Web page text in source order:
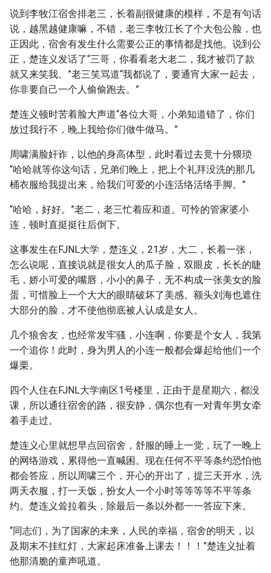
说到李牧江宿舍排老三，长着副很健康的模样，不是有句话
说，越黑越健康嘛，不错，老三李牧江长了个大包公脸，也
正因此，宿舍有发生什么需要公正的事情都是找他。说到公
正，楚连义发话了“三哥，你看看老大老二，我才被罚了款
就又来笑我。”老三笑骂道“我都说了，要通宵大家一起去，
你非要自己一个人偷偷跑去。”
楚连义顿时苦着脸大声道“各位大哥，小弟知道错了，你们
放过我行不，晚上我给你们做牛做马。”
周啸满脸奸诈，以他的身高体型，此时看过去竟十分猥琐
“哈哈就等你这句话，兄弟们晚上，把上个礼拜没洗的那几
桶衣服给我提出来，给我们可爱的小连活络活络手脚。”
“哈哈，好好。”老二，老三忙着应和道。可怜的管家婆小
连，顿时直挺挺往后倒下。
这事发生在FJNL大学，楚连义，21岁，大二，长着一张，
怎么说呢，直接说就是很女人的瓜子脸，双眼皮，长长的睫
毛，娇小可爱的嘴唇，小小的鼻子，无不构成一张美女的脸
蛋，可惜脸上一个大大的眼睛破坏了美感。额头刘海也遮住
大部分的脸，才不使他彻底被人认成是女人。
几个狼舍友，也经常发牢骚，小连啊，你要是个女人，我第
一个追你！此时，身为男人的小连一般都会爆起给他们一个
爆栗。
四个人住在FJNL大学南区1号楼里，正由于是星期六，都没
课，所以通往宿舍的路，很安静，偶尔也有一对青年男女牵
着手走过。
楚连义心里就想早点回宿舍，舒服的睡上一觉，玩了一晚上
的网络游戏，累得他一直喊困。现在任何不平等条约恐怕他
都会答应，所以周啸三个，开心的开出了，提三天开水，洗
两天衣服，打一天饭，扮女人一个小时等等等等不平等条
约。楚连义耸拉着头，除最后一条以外都一一答应下来。
“同志们，为了国家的未来，人民的幸福，宿舍的明天，以
及期末不挂红灯，大家起床准备上课去！！！”楚连义扯着
他那清脆的童声吼道。